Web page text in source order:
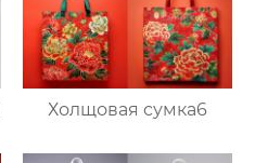
Холщовая сумка6